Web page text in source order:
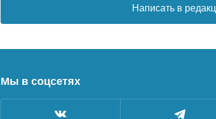
Написать в
Мы в соцсетях